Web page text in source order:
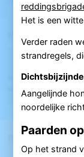
Het is een
Verder raden
strandregels,
Aangelijnde
noordelijke
Paarden
Op het strand